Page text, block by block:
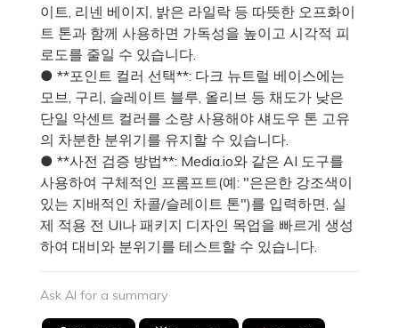
이트, 리넨 베이지, 밝은 라일락 등 따뜻한 오프화이
트 톤과 함께 사용하면 가독성을 높이고 시각적 피
로도를 줄일 수 있습니다.
● **포인트 컬러 선택**: 다크 뉴트럴 베이스에는
모브, 구리, 슬레이트 블루, 올리브 등 채도가 낮은
단일 악센트 컬러를 소량 사용해야 섀도우 톤 고유
의 차분한 분위기를 유지할 수 있습니다.
● **사전 검증 방법**: Media.io와 같은 AI 도구를
사용하여 구체적인 프롬프트(예: "은은한 강조색이
있는 지배적인 차콜/슬레이트 톤")를 입력하면, 실
제 적용 전 UI나 패키지 디자인 목업을 빠르게 생성
하여 대비와 분위기를 테스트할 수 있습니다.
Ask AI for a summary